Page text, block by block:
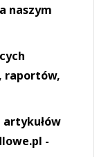
naszym
raportów,
artykułów
-